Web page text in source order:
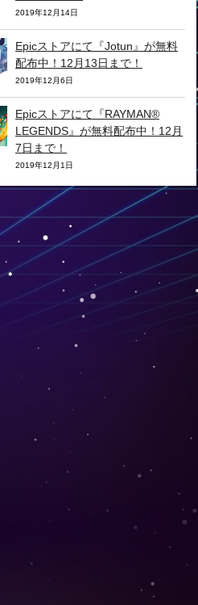
2019年12月14日
Epicストアにて『Jotun』が無料
配布中！12月13日まで！
2019年12月6日
Epicストアにて『RAYMAN®
LEGENDS』が無料配布中！12月
7日まで！
2019年12月1日